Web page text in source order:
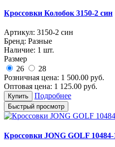
Кроссовки Колобок 3150-2 син
Артикул: 3150-2 син
Бренд: Разные
Наличие: 1 шт.
Размер
26
28
Розничная цена: 1 500.00 руб.
Оптовая цена: 1 125.00 руб.
Купить Подробнее
Быстрый просмотр
Кроссовки JONG GOLF 10484-